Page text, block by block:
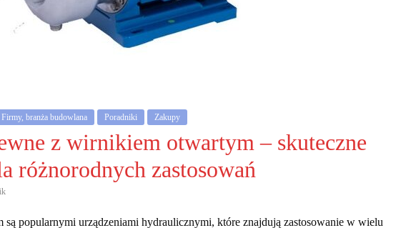
Firmy, branża budowlana Poradniki Zakupy
z wirnikiem otwartym – skuteczne
różnorodnych zastosowań
popularnymi urządzeniami hydraulicznymi, które znajdują zastosowanie w wielu